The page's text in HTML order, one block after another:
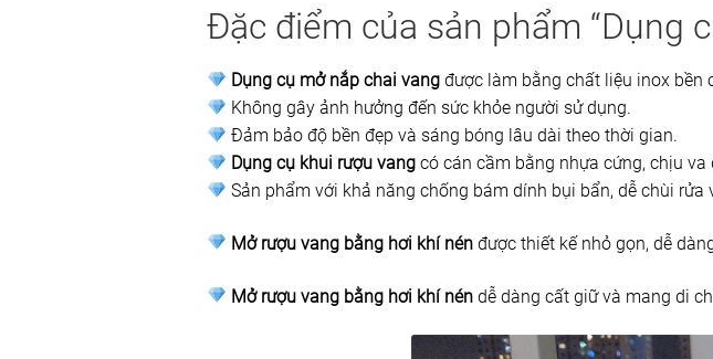
Đặc điểm của sản phẩm “Dụng
Dụng cụ mở nắp chai vang được làm bằng chất liệu inox bền
Không gây ảnh hưởng đến sức khỏe người sử dụng.
Đảm bảo độ bền đẹp và sáng bóng lâu dài theo thời gian.
Dụng cụ khui rượu vang có cán cầm bằng nhựa cứng, chịu va
Sản phẩm với khả năng chống bám dính bụi bẩn, dễ chùi rửa
Mở rượu vang bằng hơi khí nén được thiết kế nhỏ gọn, dễ
Mở rượu vang bằng hơi khí nén dễ dàng cất giữ và mang di